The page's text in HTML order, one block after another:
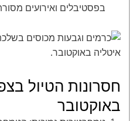
בפסטיבלים ואירועים
חסרונות הטיול
באוקטובר